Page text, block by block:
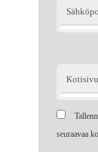
Kotisivu
seuraavaa